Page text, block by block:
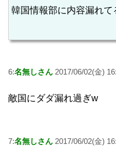
韓国情報部に内容漏れて
6:名無しさん 2017/06/02(金)
敵国にダダ漏れ過ぎw
7:名無しさん 2017/06/02(金)